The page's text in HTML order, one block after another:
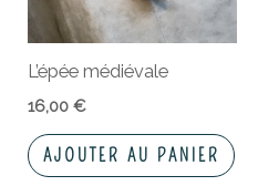
L’épée médiévale
16,00€
AJOUTER AU PANIER